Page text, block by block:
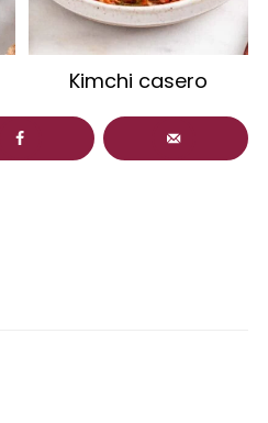
Kimchi casero